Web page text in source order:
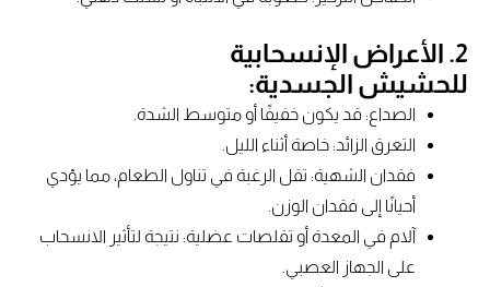
2. الأعراض الإنسحابية
للحشيش الجسدية:
الصداع: قد يكون خفيفًا أو متوسط الشدة.
التعرق الزائد: خاصة أثناء الليل.
فقدان الشهية: تقل الرغبة في تناول الطعام، مما يؤدي
أحيانًا إلى فقدان الوزن.
آلام في المعدة أو تقلصات عضلية: نتيجة لتأثير الانسحاب
على الجهاز العصبي.